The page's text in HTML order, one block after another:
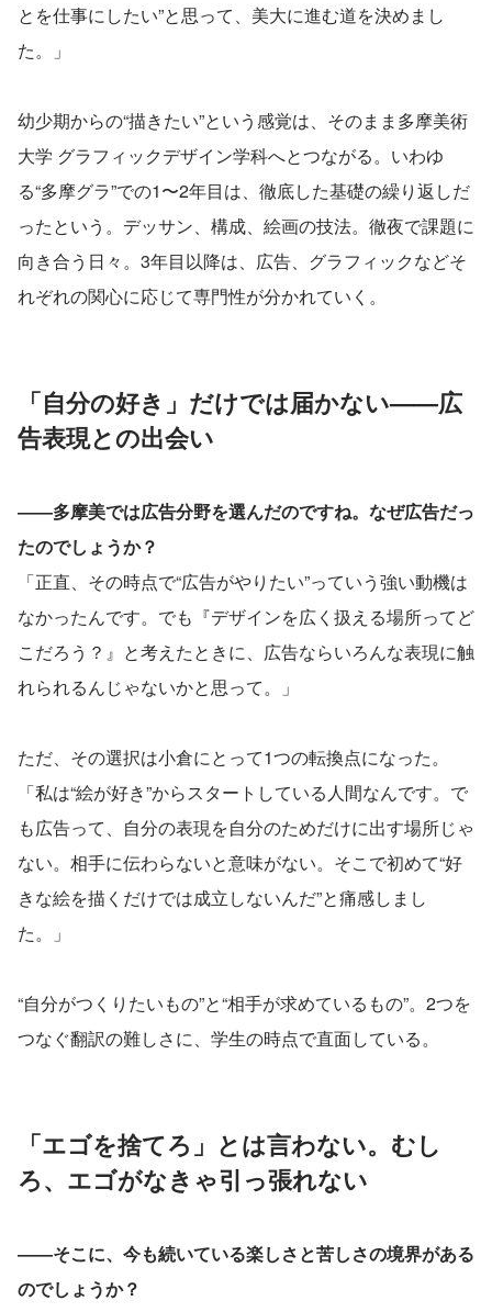
とを仕事にしたい”と思って、美大に進む道を決めまし
た。」
幼少期からの“描きたい”という感覚は、そのまま多摩美術
大学 グラフィックデザイン学科へとつながる。いわゆ
る“多摩グラ”での1〜2年目は、徹底した基礎の繰り返しだ
ったという。デッサン、構成、絵画の技法。徹夜で課題に
向き合う日々。3年目以降は、広告、グラフィックなどそ
れぞれの関心に応じて専門性が分かれていく。
「自分の好き」だけでは届かない——広
告表現との出会い
――多摩美では広告分野を選んだのですね。なぜ広告だっ
たのでしょうか？
「正直、その時点で“広告がやりたい”っていう強い動機は
なかったんです。でも『デザインを広く扱える場所ってど
こだろう？』と考えたときに、広告ならいろんな表現に触
れられるんじゃないかと思って。」
ただ、その選択は小倉にとって1つの転換点になった。
「私は“絵が好き”からスタートしている人間なんです。で
も広告って、自分の表現を自分のためだけに出す場所じゃ
ない。相手に伝わらないと意味がない。そこで初めて“好
きな絵を描くだけでは成立しないんだ”と痛感しまし
た。」
“自分がつくりたいもの”と“相手が求めているもの”。2つを
つなぐ翻訳の難しさに、学生の時点で直面している。
「エゴを捨てろ」とは言わない。むし
ろ、エゴがなきゃ引っ張れない
――そこに、今も続いている楽しさと苦しさの境界がある
のでしょうか？